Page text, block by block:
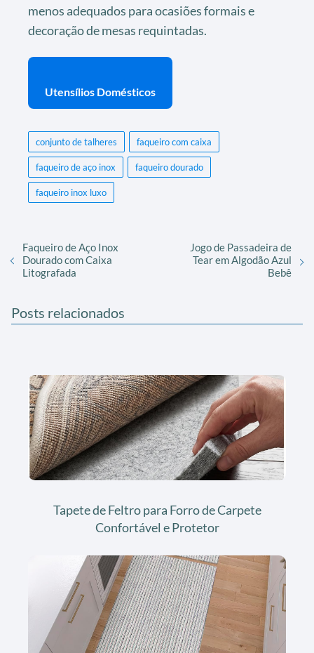
menos adequados para ocasiões formais e
decoração de mesas requintadas.
Utensílios Domésticos
conjunto de talheres faqueiro com caixa
faqueiro de aço inox faqueiro dourado
faqueiro inox luxo
Faqueiro de Aço Inox
Dourado com Caixa
Litografada
Jogo de Passadeira de
Tear em Algodão Azul
Bebê
Posts relacionados
Tapete de Feltro para Forro de Carpete
Confortável e Protetor